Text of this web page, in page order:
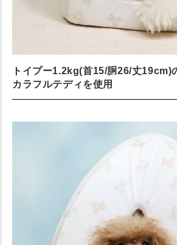
トイプー1.2kg(首15/胴26/丈19cm)
カラフルテディを使用